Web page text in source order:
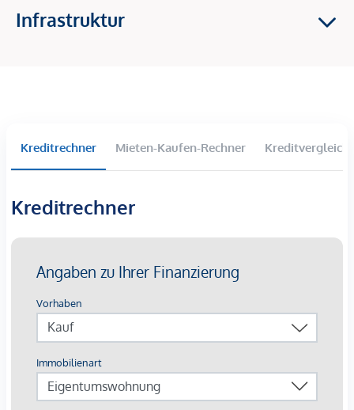
Heizungs- und Warmwasserbereitstellung durch
Hochwertige Fliesen und Parkett
Deckenkühlung
Verschaffen Sie sich einen ersten Eindruck bei unserem
Wohnung dazu zu kaufen.
Die Lage
Die Lage spricht für sich: Die ausgezeichneten
Verkehrsanbindungen nach Wien (ca. 35 Minuten zur
Stadtgrenze), in die Landeshauptstadt Eisenstadt und nach
Bratislava machen Neusiedl am See zum beliebten Ort zum
Infrastruktur
Kreditrechner Mieten-Kaufen-Rechner Kreditvergleich
Kreditrechner